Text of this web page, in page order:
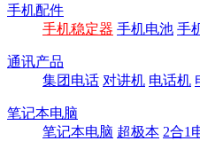
手机配件
手机稳定器 手机电池 手
通讯产品
集团电话 对讲机 电话机
笔记本电脑
笔记本电脑 超极本 2合1